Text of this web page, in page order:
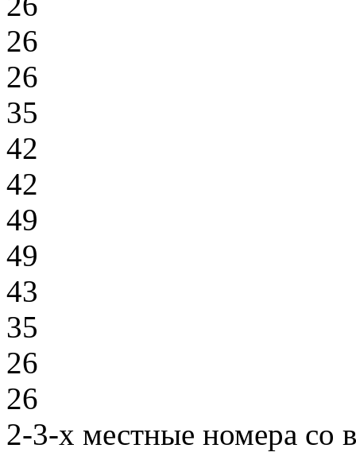
26
26
35
42
42
49
49
43
35
26
26
2-3-х местные номера со